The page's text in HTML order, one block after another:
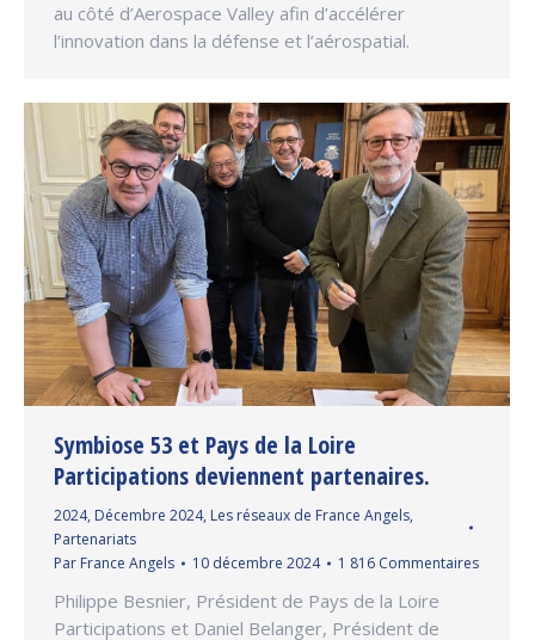
au côté d’Aerospace Valley afin d’accélérer
l’innovation dans la défense et l’aérospatial.
Symbiose 53 et Pays de la Loire
Participations deviennent partenaires.
2024, Décembre 2024, Les réseaux de France Angels,
Partenariats
Par France Angels 10 décembre 2024 1 816 Commentaires
Philippe Besnier, Président de Pays de la Loire
Participations et Daniel Belanger, Président de